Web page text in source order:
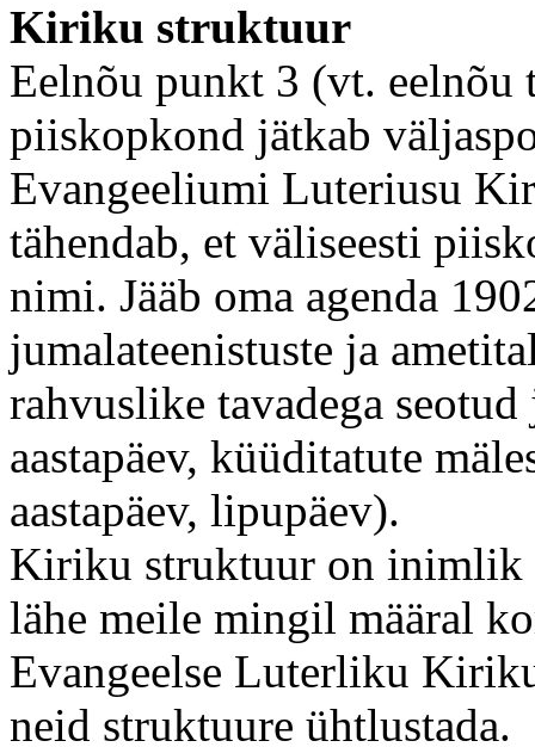
Kiriku struktuur
Eelnõu punkt 3 (vt.
piiskopkond jätkab
Evangeeliumi Luteriusu
tähendab, et väliseesti
nimi. Jääb oma agenda
jumalateenistuste ja
rahvuslike tavadega
aastapäev, küüditatute
aastapäev, lipupäev).
Kiriku struktuur on inimlik
lähe meile mingil määral
Evangeelse Luterliku
neid struktuure ühtlustada.